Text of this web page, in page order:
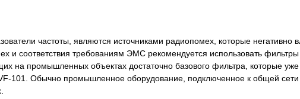
частоты, являются источниками радиопомех, которые негативно
и соответствия требованиям ЭМС рекомендуется использовать
на промышленных объектах достаточно базового фильтра, которые
101. Обычно промышленное оборудование, подключенное к общей